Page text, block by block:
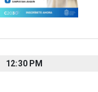
12:30 PM